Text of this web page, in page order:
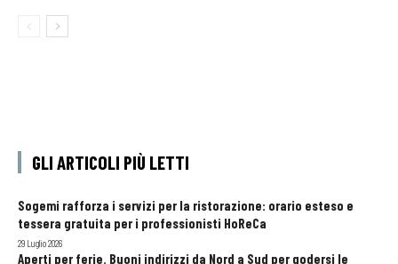
GLI ARTICOLI PIÙ LETTI
Sogemi rafforza i servizi per la ristorazione: orario esteso e
tessera gratuita per i professionisti HoReCa
29 Luglio 2026
Aperti per ferie. Buoni indirizzi da Nord a Sud per godersi le